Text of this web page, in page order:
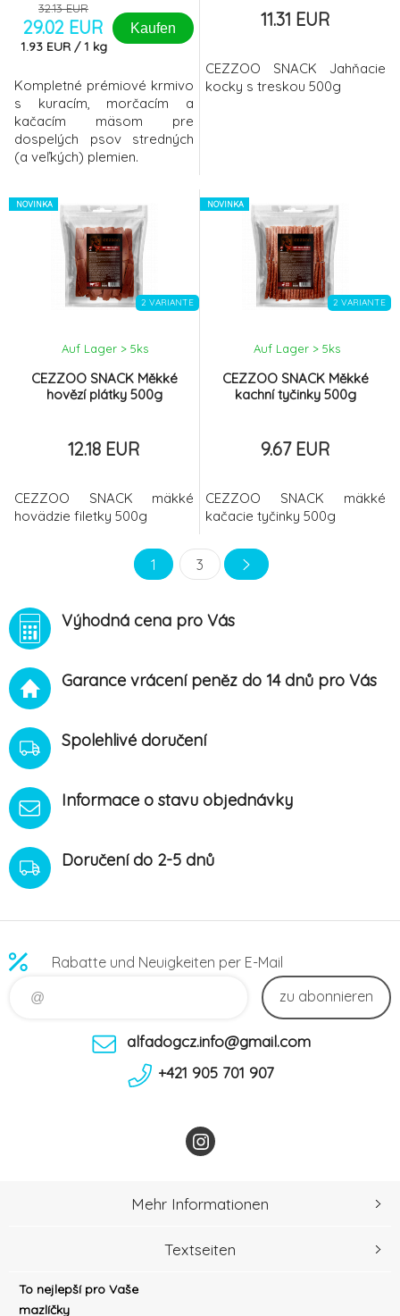
32.13 EUR
29.02 EUR
1.93 EUR / 1 kg
Kaufen
Kompletné prémiové krmivo
s kuracím, morčacím a
kačacím mäsom pre
dospelých psov stredných
(a veľkých) plemien.
11.31 EUR
CEZZOO SNACK Jahňacie
kocky s treskou 500g
2 VARIANTE
NOVINKA
CEZZOO SNACK Měkké
hovězí plátky 500g
Auf Lager > 5ks
12.18 EUR
CEZZOO SNACK mäkké
hovädzie filetky 500g
2 VARIANTE
NOVINKA
CEZZOO SNACK Měkké
kachní tyčinky 500g
Auf Lager > 5ks
9.67 EUR
CEZZOO SNACK mäkké
kačacie tyčinky 500g
1 3
Výhodná cena pro Vás
Garance vrácení peněz do 14 dnů pro Vás
Spolehlivé doručení
Informace o stavu objednávky
Doručení do 2-5 dnů
Rabatte und Neuigkeiten per E-Mail
zu abonnieren
alfadogcz.info@gmail.com
+421 905 701 907
To nejlepší pro Vaše
mazlíčky
Mehr Informationen
Textseiten